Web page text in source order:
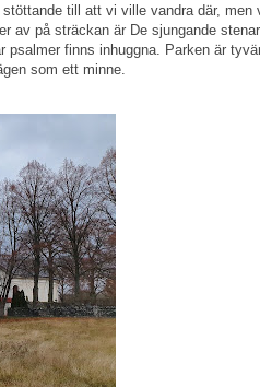
till att vi ville vandra där, men
av på sträckan är De sjungande
psalmer finns inhuggna. Parken är
som ett minne.